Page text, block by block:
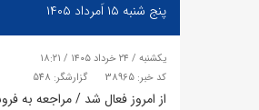
پنج شنبه ۱۵ اَمرداد ۱۴۰۵
یکشنبه / ۲۴ خرداد ۱۴۰۵ / ۱۸:۲۱
کد خبر: 38965
گزارشگر: 548
از امروز فعال شد / مراجعه به